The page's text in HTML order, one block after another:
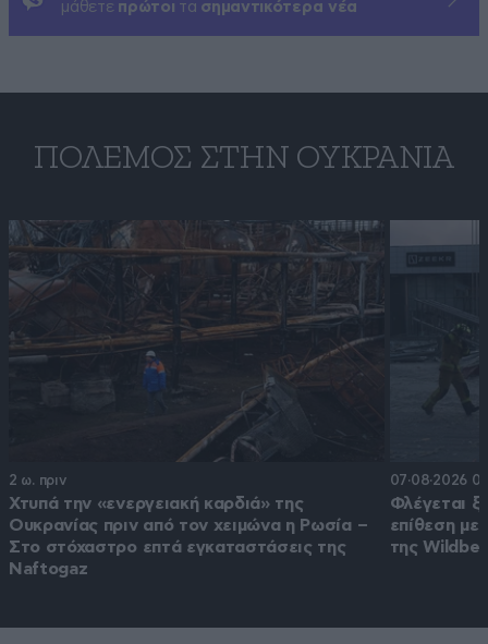
μάθετε πρώτοι τα σημαντικότερα νέα
ΠΌΛΕΜΟΣ ΣΤΗΝ ΟΥΚΡΑΝΊΑ
2 ω. πριν
Χτυπά την «ενεργειακή καρδιά» της
Ουκρανίας πριν από τον χειμώνα η Ρωσία –
Στο στόχαστρο επτά εγκαταστάσεις της
Naftogaz
07·08·2026
Φλέγεται
επίθεση
της